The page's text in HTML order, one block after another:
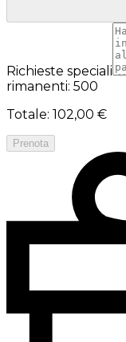
Richieste speciali
rimanenti: 500
Totale: 102,00 €
Prenota